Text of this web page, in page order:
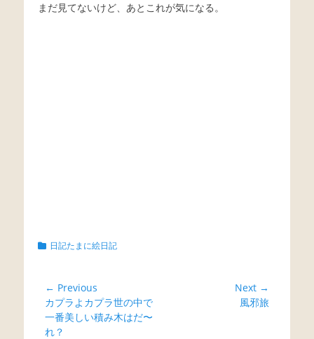
まだ見てないけど、あとこれが気になる。
Categories
日記たまに絵日記
投
稿
ナ
← Previous
Previous
post:
カプラよカプラ世の中で
一番美しい積み木はだ〜
れ？
Next →
風邪旅